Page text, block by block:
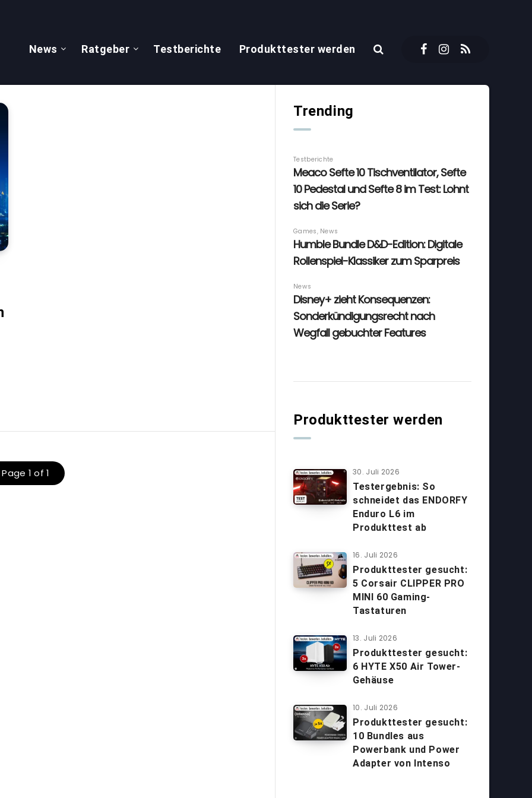
News Ratgeber Testberichte Produkttester werden
Page 1 of 1
Trending
Produkttester werden
30. Juli 2026
Testergebnis: So
schneidet das ENDORFY
Enduro L6 im
Produkttest ab
16. Juli 2026
Produkttester gesucht:
5 Corsair CLIPPER PRO
MINI 60 Gaming-
Tastaturen
13. Juli 2026
Produkttester gesucht:
6 HYTE X50 Air Tower-
Gehäuse
10. Juli 2026
Produkttester gesucht:
10 Bundles aus
Powerbank und Power
Adapter von Intenso